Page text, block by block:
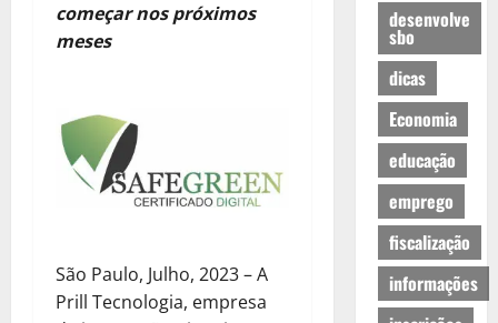
começar nos próximos
meses
São Paulo, Julho, 2023 – A
Prill Tecnologia, empresa
desenvolve
sbo
dicas
Economia
educação
emprego
fiscalização
informações